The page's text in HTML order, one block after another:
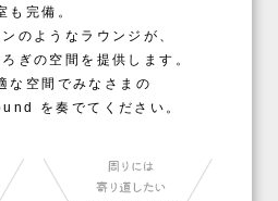
も完備。
のようなラウンジが、
ぎの空間を提供します。
な空間でみなさまの
を奏でてください。